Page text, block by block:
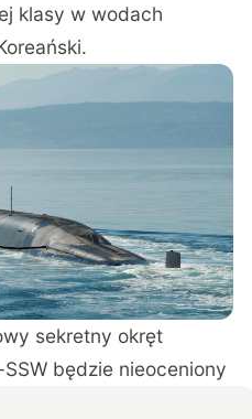
klasy w wodach
sekretny okręt
będzie nieoceniony